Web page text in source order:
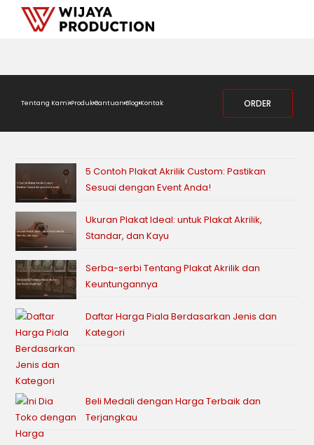
Tentang Kami Produk Bantuan Blog Kontak ORDER
5 Contoh Plakat Akrilik Custom: Pastikan
Sesuai dengan Event Anda!
Ukuran Plakat Ideal: untuk Plakat Akrilik,
Standar, dan Kayu
Serba-serbi Tentang Plakat Akrilik dan
Keuntungannya
Daftar Harga Piala Berdasarkan Jenis dan
Kategori
Beli Medali dengan Harga Terbaik dan
Terjangkau